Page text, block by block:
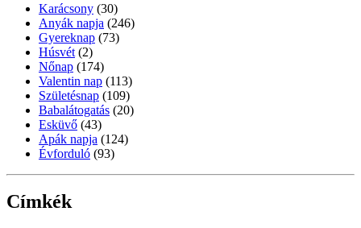
Karácsony (30)
Anyák napja (246)
Gyereknap (73)
Húsvét (2)
Nőnap (174)
Valentin nap (113)
Születésnap (109)
Babalátogatás (20)
Esküvő (43)
Apák napja (124)
Évforduló (93)
Címkék